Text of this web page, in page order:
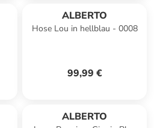
ALBERTO
Hose Lou in hellblau - 0008
99,99 €
ALBERTO